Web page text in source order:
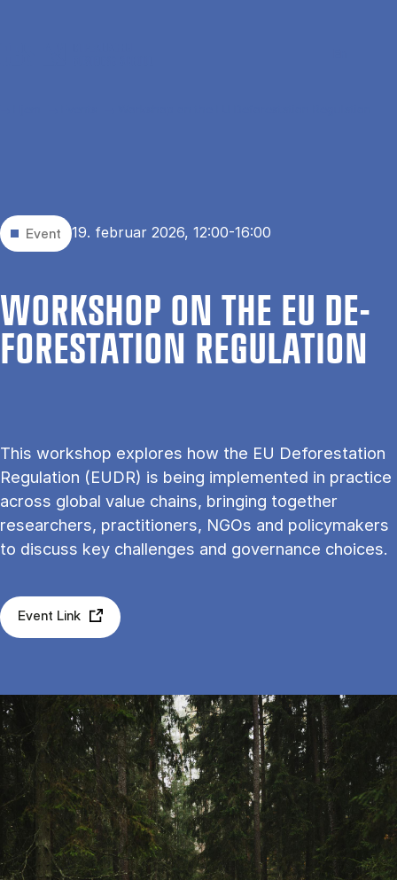
Event 19. februar 2026, 12:00-16:00
WOR­KS­HOP ON THE EU DE­
FO­RE­STA­TION RE­GU­LA­TION
This workshop explores how the EU Deforestation
Regulation (EUDR) is being implemented in practice
across global value chains, bringing together
researchers, practitioners, NGOs and policymakers
to discuss key challenges and governance choices.
Event Link